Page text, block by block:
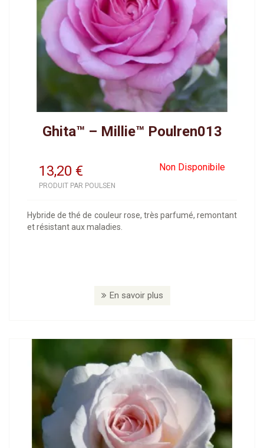
Ghita™ – Millie™ Poulren013
13,20 Non Disponibile
€
PRODUIT PAR POULSEN
Hybride de thé de couleur rose, très parfumé, remontant
et résistant aux maladies.
En savoir plus